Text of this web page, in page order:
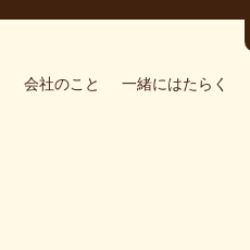
会社のこと 一緒にはたらく